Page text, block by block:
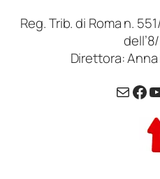
Reg. Trib. di Roma n.
Direttora:
Email